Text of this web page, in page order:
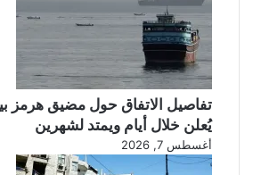
تفاصيل الاتفاق حول مضيق هرمز
يُعلن خلال أيام ويمتد لشهرين
أغسطس 7, 2026